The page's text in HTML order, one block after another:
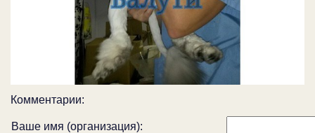
Комментарии:
Ваше имя (организация):